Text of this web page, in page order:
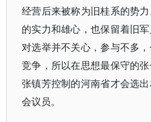
经营后来被称为旧桂系的势
的实力和雄心，也保留着旧
对选举并不关心，参与不多
竞争，所以在思想最保守的
张镇芳控制的河南省才会选
会议员。